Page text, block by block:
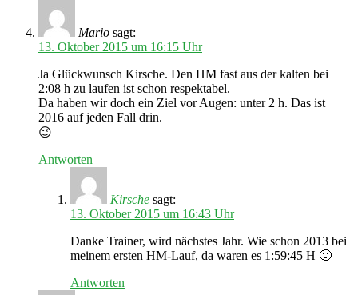
Mario sagt:
13. Oktober 2015 um 16:15 Uhr
Ja Glückwunsch Kirsche. Den HM fast aus der kalten bei
2:08 h zu laufen ist schon respektabel.
Da haben wir doch ein Ziel vor Augen: unter 2 h. Das ist
2016 auf jeden Fall drin.
😉
Antworten
Kirsche sagt:
13. Oktober 2015 um 16:43 Uhr
Danke Trainer, wird nächstes Jahr. Wie schon 2013 bei
meinem ersten HM-Lauf, da waren es 1:59:45 H 🙂
Antworten